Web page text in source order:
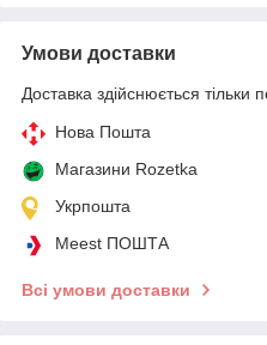
Умови доставки
Доставка здійснюється тільки
Нова Пошта
Магазини Rozetka
Укрпошта
Meest ПОШТА
Всі умови доставки